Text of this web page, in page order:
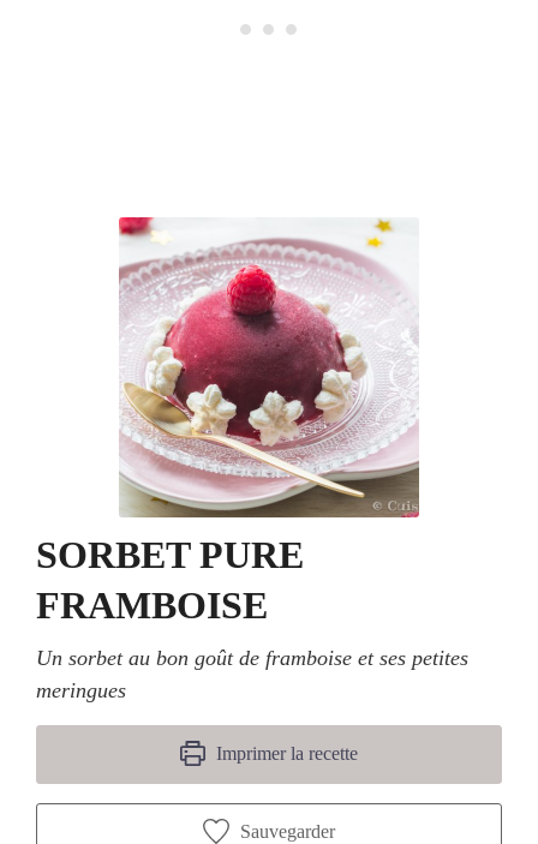
SORBET PURE
FRAMBOISE
Un sorbet au bon goût de framboise et ses petites
meringues
Imprimer la recette
Sauvegarder